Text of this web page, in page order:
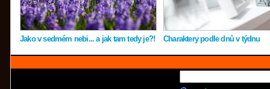
Jako v sedmém nebi... a jak tam tedy je?! Charaktery podle dnů v týdnu